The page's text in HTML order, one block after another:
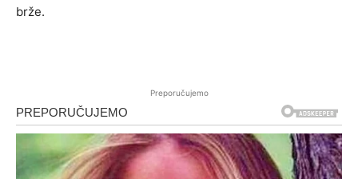
brže.
Preporučujemo